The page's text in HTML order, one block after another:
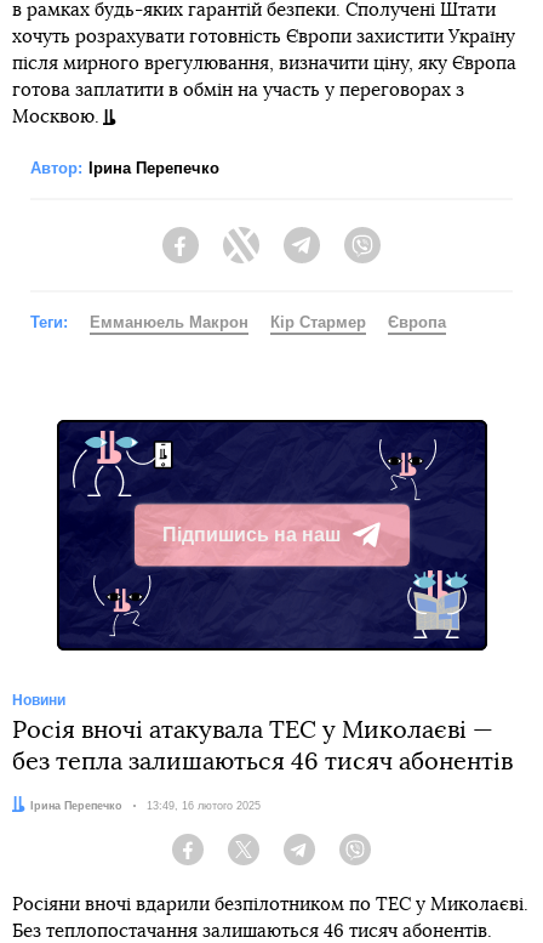
в рамках будь-яких гарантій безпеки. Сполучені Штати
хочуть розрахувати готовність Європи захистити Україну
після мирного врегулювання, визначити ціну, яку Європа
готова заплатити в обмін на участь у переговорах з
Москвою.
Автор: Ірина Перепечко
FacebookTwitter Telegram
Теги: Емманюель Макрон Кір Стармер Європа
Підпишись на наш
Telegram
Новини
Росія вночі атакувала ТЕС у Миколаєві —
без тепла залишаються 46 тисяч абонентів
Автор:Ірина Перепечко Дата:
13:49, 16 лютого 2025
Facebook Twitter Telegram
Росіяни вночі вдарили безпілотником по ТЕС у Миколаєві.
Без теплопостачання залишаються 46 тисяч абонентів.